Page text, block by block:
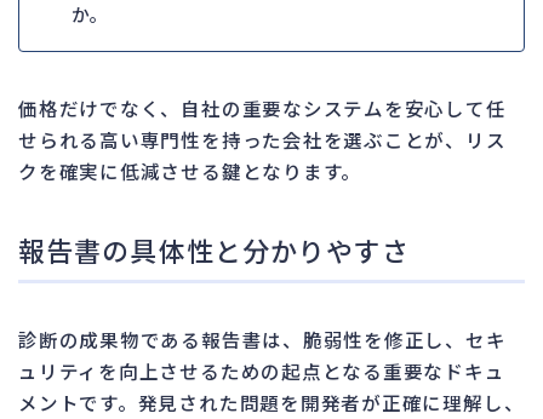
か。
価格だけでなく、自社の重要なシステムを安心して任
せられる高い専門性を持った会社を選ぶことが、リス
クを確実に低減させる鍵となります。
報告書の具体性と分かりやすさ
診断の成果物である報告書は、脆弱性を修正し、セキ
ュリティを向上させるための起点となる重要なドキュ
メントです。発見された問題を開発者が正確に理解し、